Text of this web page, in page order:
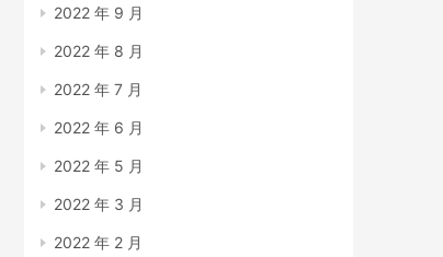
2022 年 9 月
2022 年 8 月
2022 年 7 月
2022 年 6 月
2022 年 5 月
2022 年 3 月
2022 年 2 月